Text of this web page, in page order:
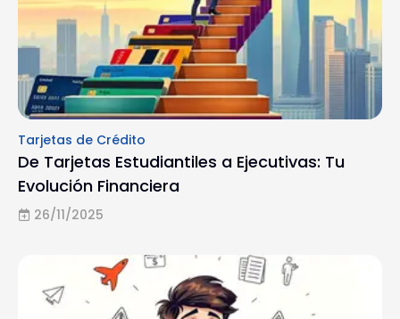
Tarjetas de Crédito
De Tarjetas Estudiantiles a Ejecutivas: Tu
Evolución Financiera
26/11/2025